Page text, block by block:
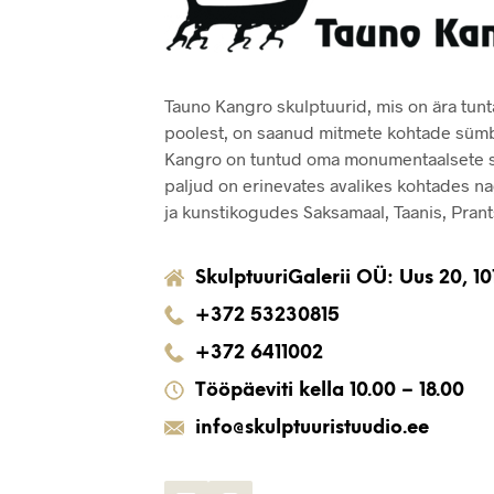
Tauno Kangro skulptuurid, mis on ära
poolest, on saanud mitmete kohtade
Kangro on tuntud oma
paljud on erinevates avalikes kohtades
ja kunstikogudes Saksamaal, Taanis,
SkulptuuriGalerii OÜ: Uus 20,
+372 53230815
+372 6411002
Tööpäeviti kella 10.00 – 18.00
info@skulptuuristuudio.ee